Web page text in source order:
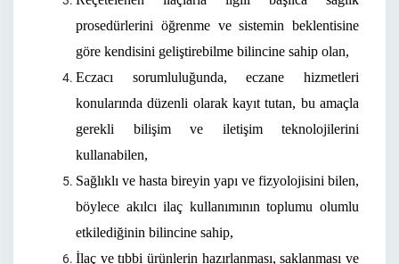
prosedürlerini öğrenme ve sistemin beklentisine
göre kendisini geliştirebilme bilincine sahip olan,
Eczacı sorumluluğunda, eczane hizmetleri
konularında düzenli olarak kayıt tutan, bu amaçla
gerekli bilişim ve iletişim teknolojilerini
kullanabilen,
Sağlıklı ve hasta bireyin yapı ve fizyolojisini bilen,
böylece akılcı ilaç kullanımının toplumu olumlu
etkilediğinin bilincine sahip,
İlaç ve tıbbi ürünlerin hazırlanması, saklanması ve